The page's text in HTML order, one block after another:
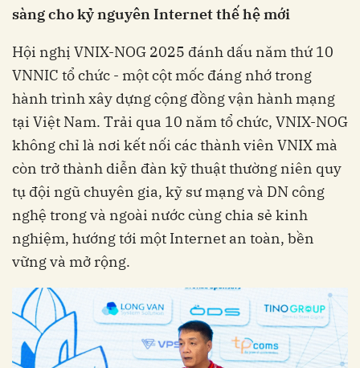
sàng cho kỷ nguyên Internet thế hệ mới
Hội nghị VNIX-NOG 2025 đánh dấu năm thứ 10
VNNIC tổ chức - một cột mốc đáng nhớ trong
hành trình xây dựng cộng đồng vận hành mạng
tại Việt Nam. Trải qua 10 năm tổ chức, VNIX-NOG
không chỉ là nơi kết nối các thành viên VNIX mà
còn trở thành diễn đàn kỹ thuật thường niên quy
tụ đội ngũ chuyên gia, kỹ sư mạng và DN công
nghệ trong và ngoài nước cùng chia sẻ kinh
nghiệm, hướng tới một Internet an toàn, bền
vững và mở rộng.